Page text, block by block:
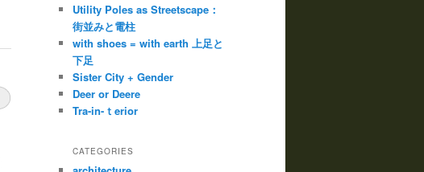
Utility Poles as Streetscape：
街並みと電柱
with shoes = with earth 上足と
下足
Sister City + Gender
Deer or Deere
Tra-in-ｔerior
CATEGORIES